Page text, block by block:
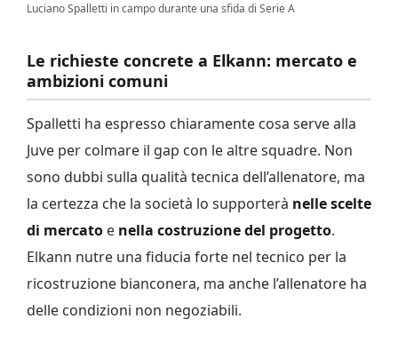
Luciano Spalletti in campo durante una sfida di Serie A
Le richieste concrete a Elkann: mercato e
ambizioni comuni
Spalletti ha espresso chiaramente cosa serve alla
Juve per colmare il gap con le altre squadre. Non
sono dubbi sulla qualità tecnica dell’allenatore, ma
la certezza che la società lo supporterà nelle scelte
di mercato e nella costruzione del progetto.
Elkann nutre una fiducia forte nel tecnico per la
ricostruzione bianconera, ma anche l’allenatore ha
delle condizioni non negoziabili.